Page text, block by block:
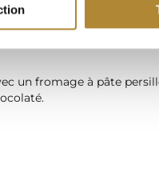
grâce aux arômes
du Sauvignon blanc (fleurs
un fromage à pâte